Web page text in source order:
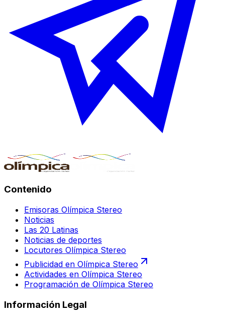
Contenido
Emisoras Olímpica Stereo
Noticias
Las 20 Latinas
Noticias de deportes
Locutores Olímpica Stereo
Publicidad en Olímpica Stereo
Actividades en Olímpica Stereo
Programación de Olímpica Stereo
Información Legal